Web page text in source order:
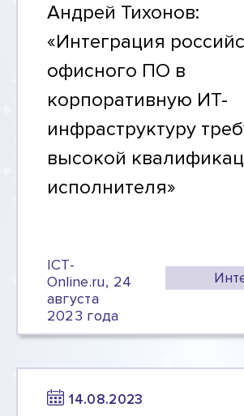
Андрей Тихонов:
«Интеграция
офисного ПО в
корпоративную ИТ-
инфраструктуру
высокой
исполнителя»
ICT-
Online.ru, 24
августа
2023 года
14.08.2023